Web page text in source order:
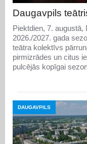
Daugavpils
Piektdien, 7.
2026./2027. gada
teātra kolektīvs
pirmizrādes un citus
pulcējās kopīgai
DAUGAVPILS